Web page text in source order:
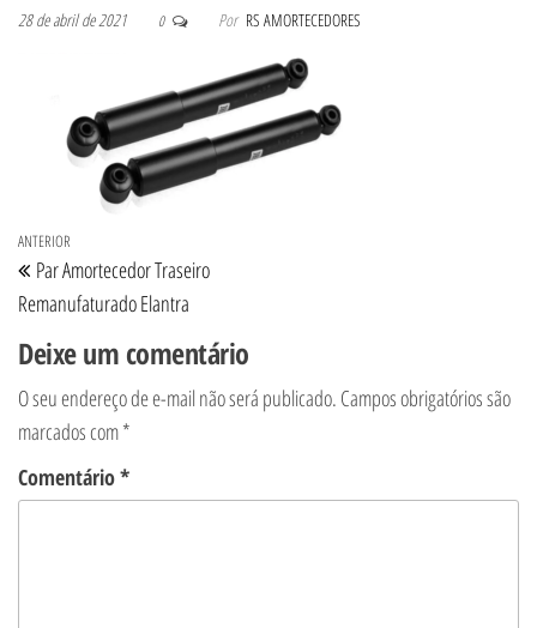
28 de abril de 2021 0 Por RS AMORTECEDORES
Navegação de Post
Post anterior
ANTERIOR
Par Amortecedor Traseiro
Remanufaturado Elantra
Deixe um comentário
O seu endereço de e-mail não será publicado. Campos obrigatórios são
marcados com*
Comentário*